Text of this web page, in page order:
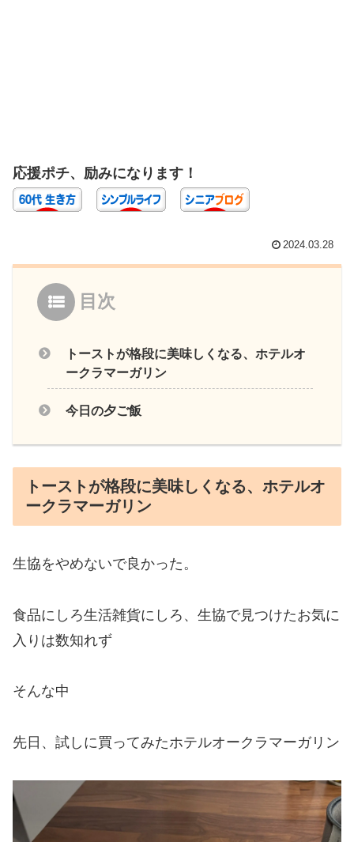
応援ポチ、励みになります！
2024.03.28
目次
トーストが格段に美味しくなる、ホテルオ
ークラマーガリン
今日の夕ご飯
トーストが格段に美味しくなる、ホテルオ
ークラマーガリン
生協をやめないで良かった。
食品にしろ生活雑貨にしろ、生協で見つけたお気に
入りは数知れず
そんな中
先日、試しに買ってみたホテルオークラマーガリン